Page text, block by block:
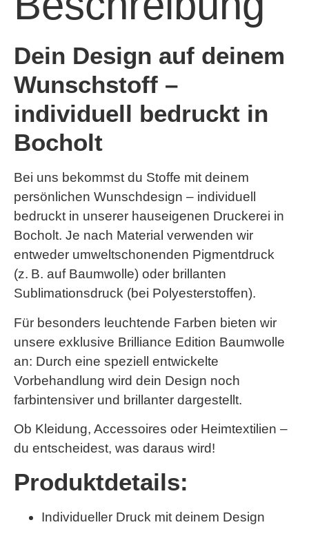
Dein Design auf deinem
Wunschstoff –
individuell bedruckt in
Bocholt
Bei uns bekommst du Stoffe mit deinem
persönlichen Wunschdesign – individuell
bedruckt in unserer hauseigenen Druckerei in
Bocholt. Je nach Material verwenden wir
entweder umweltschonenden Pigmentdruck
(z. B. auf Baumwolle) oder brillanten
Sublimationsdruck (bei Polyesterstoffen).
Für besonders leuchtende Farben bieten wir
unsere exklusive Brilliance Edition Baumwolle
an: Durch eine speziell entwickelte
Vorbehandlung wird dein Design noch
farbintensiver und brillanter dargestellt.
Ob Kleidung, Accessoires oder Heimtextilien –
du entscheidest, was daraus wird!
Produktdetails:
Individueller Druck mit deinem Design